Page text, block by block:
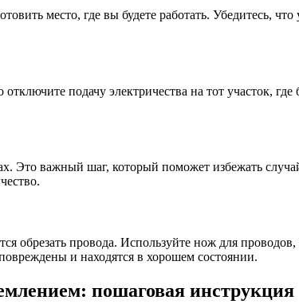
место, где вы будете работать. Убедитесь,
подачу электричества на тот участок,
Это важный шаг, который поможет избежать
обрезать провода. Используйте нож для
и находятся в хорошем состоянии.
пошаговая инструкция